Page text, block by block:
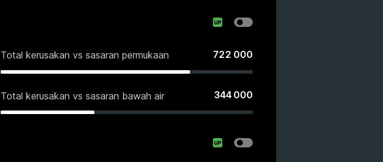
Total kerusakan vs sasaran permukaan 722 000
Total kerusakan vs sasaran bawah air 344 000